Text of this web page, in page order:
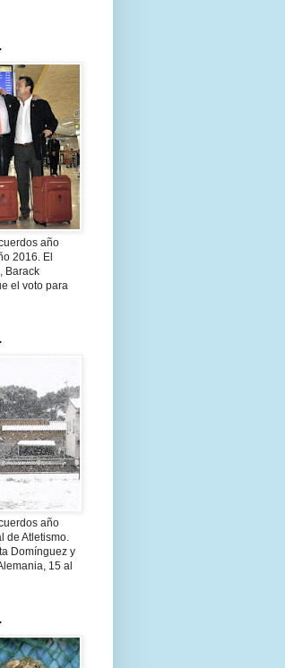
año
2016. El
Barack
el voto para
año
de Atletismo.
Domínguez y
15 al